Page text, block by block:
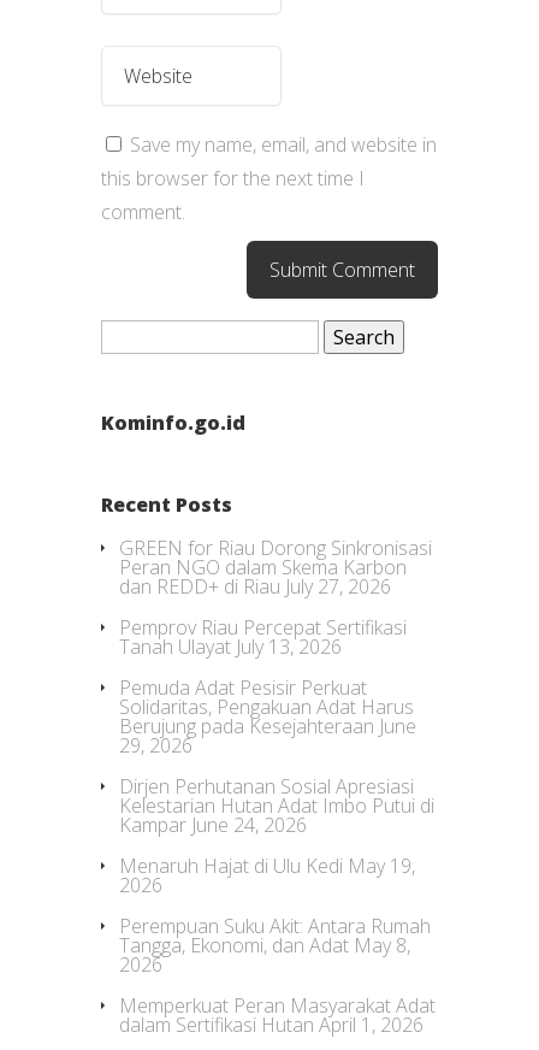
Save my name, email, and website in
this browser for the next time I
comment.
Search
Kominfo.go.id
Recent Posts
GREEN for Riau Dorong Sinkronisasi
Peran NGO dalam Skema Karbon
dan REDD+ di Riau July 27, 2026
Pemprov Riau Percepat Sertifikasi
Tanah Ulayat July 13, 2026
Pemuda Adat Pesisir Perkuat
Solidaritas, Pengakuan Adat Harus
Berujung pada Kesejahteraan June
29, 2026
Dirjen Perhutanan Sosial Apresiasi
Kelestarian Hutan Adat Imbo Putui di
Kampar June 24, 2026
Menaruh Hajat di Ulu Kedi May 19,
2026
Perempuan Suku Akit: Antara Rumah
Tangga, Ekonomi, dan Adat May 8,
2026
Memperkuat Peran Masyarakat Adat
dalam Sertifikasi Hutan April 1, 2026